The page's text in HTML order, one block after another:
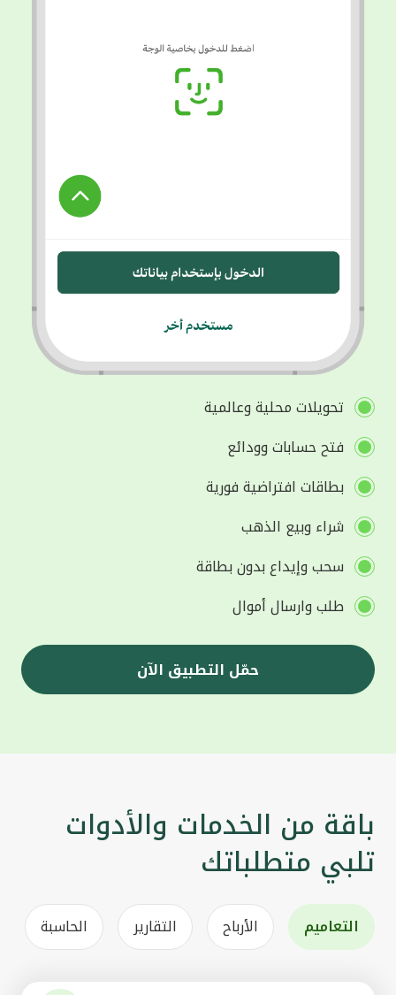
تحويلات محلية وعالمية
فتح حسابات وودائع
بطاقات افتراضية فورية
شراء وبيع الذهب
سحب وإيداع بدون بطاقة
طلب وارسال أموال
حمّل التطبيق الآن
باقة من الخدمات والأدوات
تلبي متطلباتك
التعاميم الأرباح التقارير الحاسبة